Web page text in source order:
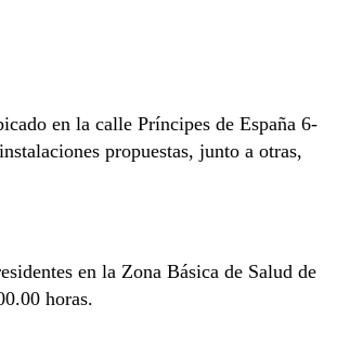
en la calle Príncipes de España 6-
propuestas, junto a otras,
en la Zona Básica de Salud de
horas.